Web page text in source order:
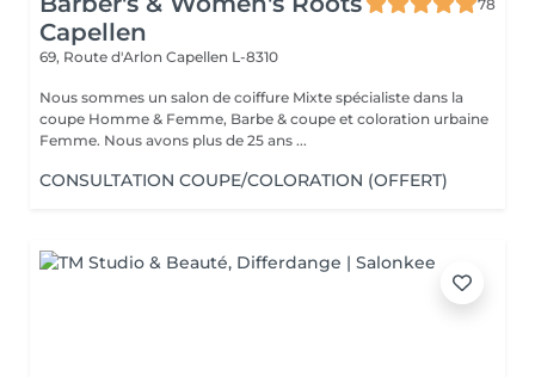
Capellen
78
69, Route d'Arlon Capellen L-8310
Nous sommes un salon de coiffure Mixte spécialiste dans la
coupe Homme & Femme, Barbe & coupe et coloration urbaine
Femme. Nous avons plus de 25 ans ...
CONSULTATION COUPE/COLORATION (OFFERT)